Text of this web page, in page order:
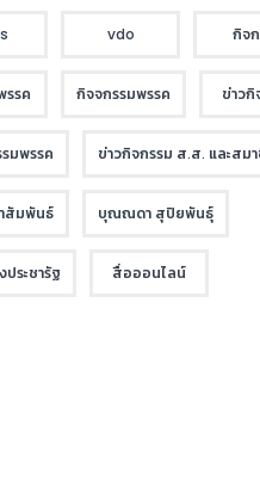
vdo กิจ
รรค กิจจกรรมพรรค ข่าวกิ
มพรรค ข่าวกิจกรรม ส.ส. และสม
สัมพันธ์ บุณณดา สุปิยพันธุ์
ระชารัฐ สื่อออนไลน์